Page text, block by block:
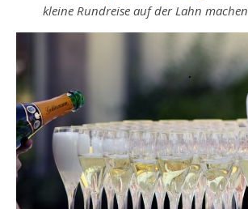
kleine Rundreise auf der Lahn